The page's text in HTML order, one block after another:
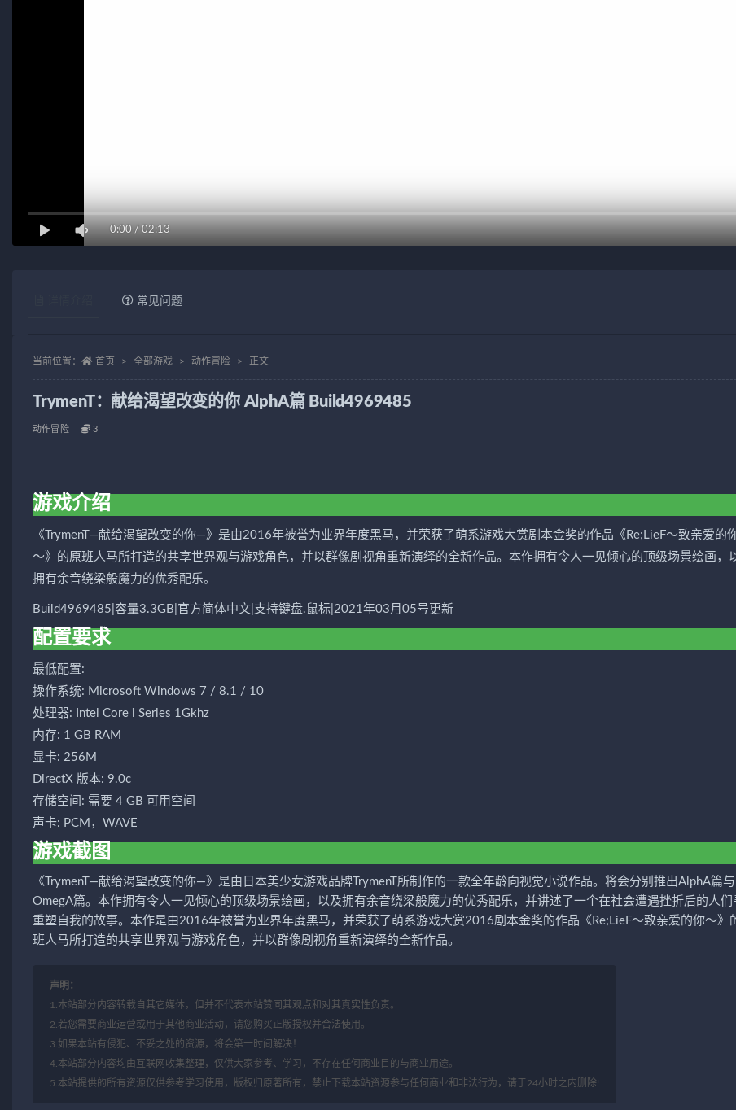
0:00 / 02:13
常见问题
当前位置： 首页 全部游戏 动作冒险 正文
TrymenT：献给渴望改变的你 AlphA篇 Build4969485
动作冒险 3
游戏介绍
《TrymenT—献给渴望改变的你—》是由2016年被誉为业界年度黑马，并荣获了萌系游戏大赏剧本金奖的作品《Re;LieF～致亲爱的
～》的原班人马所打造的共享世界观与游戏角色，并以群像剧视角重新演绎的全新作品。本作拥有令人一见倾心的顶级场景绘画，
拥有余音绕梁般魔力的优秀配乐。
Build4969485|容量3.3GB|官方简体中文|支持键盘.鼠标|2021年03月05号更新
配置要求
最低配置:
操作系统: Microsoft Windows 7 / 8.1 / 10
处理器: Intel Core i Series 1Gkhz
内存: 1 GB RAM
显卡: 256M
DirectX 版本: 9.0c
存储空间: 需要 4 GB 可用空间
声卡: PCM，WAVE
游戏截图
《TrymenT—献给渴望改变的你—》是由日本美少女游戏品牌TrymenT所制作的一款全年龄向视觉小说作品。将会分别推出AlphA篇与
OmegA篇。本作拥有令人一见倾心的顶级场景绘画，以及拥有余音绕梁般魔力的优秀配乐，并讲述了一个在社会遭遇挫折后的人们
重塑自我的故事。本作是由2016年被誉为业界年度黑马，并荣获了萌系游戏大赏2016剧本金奖的作品《Re;LieF～致亲爱的你～》
班人马所打造的共享世界观与游戏角色，并以群像剧视角重新演绎的全新作品。
声明：
1.本站部分内容转载自其它媒体，但并不代表本站赞同其观点和对其真实性负责。
2.若您需要商业运营或用于其他商业活动，请您购买正版授权并合法使用。
3.如果本站有侵犯、不妥之处的资源，将会第一时间解决！
4.本站部分内容均由互联网收集整理，仅供大家参考、学习，不存在任何商业目的与商业用途。
5.本站提供的所有资源仅供参考学习使用，版权归原著所有，禁止下载本站资源参与任何商业和非法行为，请于24小时之内删除!